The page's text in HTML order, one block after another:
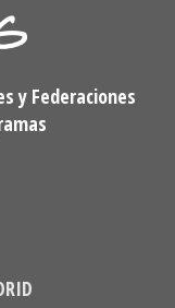
y Federaciones